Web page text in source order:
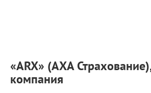
«ARX» (АХА
компания